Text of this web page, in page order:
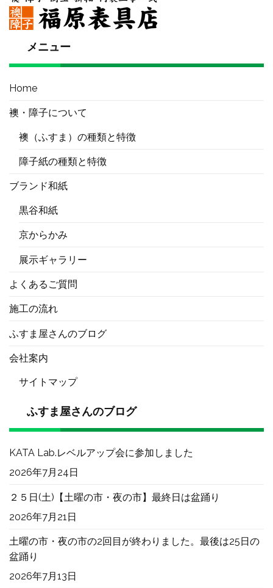
メニュー
Home
襖・障子について
襖（ふすま）の種類と特徴
障子紙の種類と特徴
ブランド和紙
黒谷和紙
京からかみ
展示ギャラリー
よくあるご質問
施工の流れ
ふすま屋さんのブログ
会社案内
サイトマップ
ふすま屋さんのブログ
KATA Lab.レベルアップ会に参加しました
2026年7月24日
２５日(土)【土曜の市・夜の市】最終日は盆踊り
2026年7月21日
土曜の市・夜の市の2回目が終わりました。最後は25日の
盆踊り
2026年7月13日